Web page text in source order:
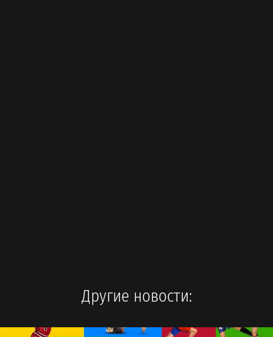
Другие новости: